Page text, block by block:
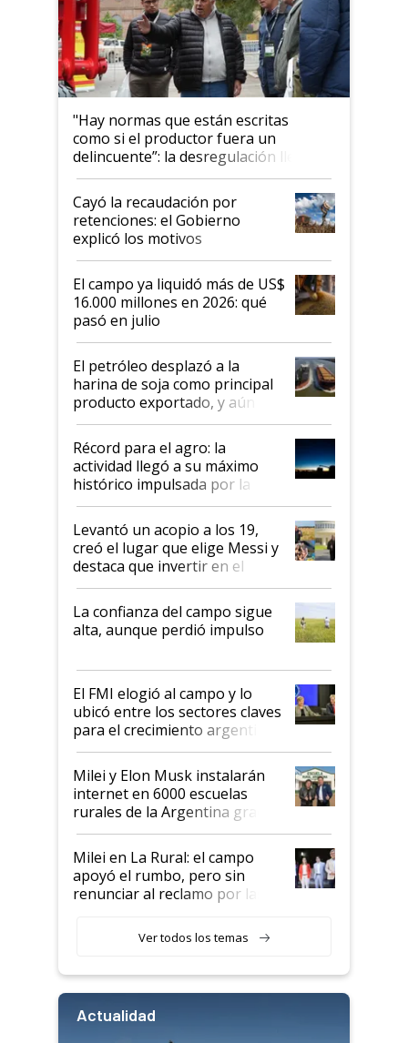
"Hay normas que están escritas
como si el productor fuera un
delincuente”: la desregulación llegó
al Congreso Aapresid y hasta se
habló del financiamiento al IPCVA
Cayó la recaudación por
retenciones: el Gobierno
explicó los motivos
El campo ya liquidó más de US$
16.000 millones en 2026: qué
pasó en julio
El petróleo desplazó a la
harina de soja como principal
producto exportado, y aún así
el agro aportó casi seis de cada
diez dólares y sostuvo el
liderazgo en un semestre
récord
Récord para el agro: la
actividad llegó a su máximo
histórico impulsada por la
cosecha y las exportaciones
Levantó un acopio a los 19,
creó el lugar que elige Messi y
destaca que invertir en el
kirchnerismo era como "darle
plata a un hijo para droga":
Juan Félix Rossetti, el libertario
que de una dura crisis salió
de Milei
La confianza del campo sigue
alta, aunque perdió impulso
El FMI elogió al campo y lo
ubicó entre los sectores claves
para el crecimiento argentino
Milei y Elon Musk instalarán
internet en 6000 escuelas
rurales de la Argentina gracias
a un acuerdo con Starlink
Milei en La Rural: el campo
apoyó el rumbo, pero sin
renunciar al reclamo por las
Ver todos los temas
Actualidad